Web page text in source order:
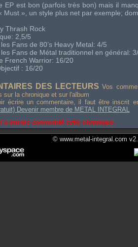
EP est bon (parfois très bon) mais il
Must », un style plus net par exemple;
Thrash Rock
2,5/5
Fans de 80’s Heavy Metal: 4/5
Fans de Métal traditionnel en général:
French Warrior: 16/20
: 16/20
DES LECTEURS Vos
sur la chronique et sur l'album
écrire un commentaire, il faut être inscrit
Devenir membre de METAL INTEGRAL
encore commenté cette chronique.
© www.metal-integral.com